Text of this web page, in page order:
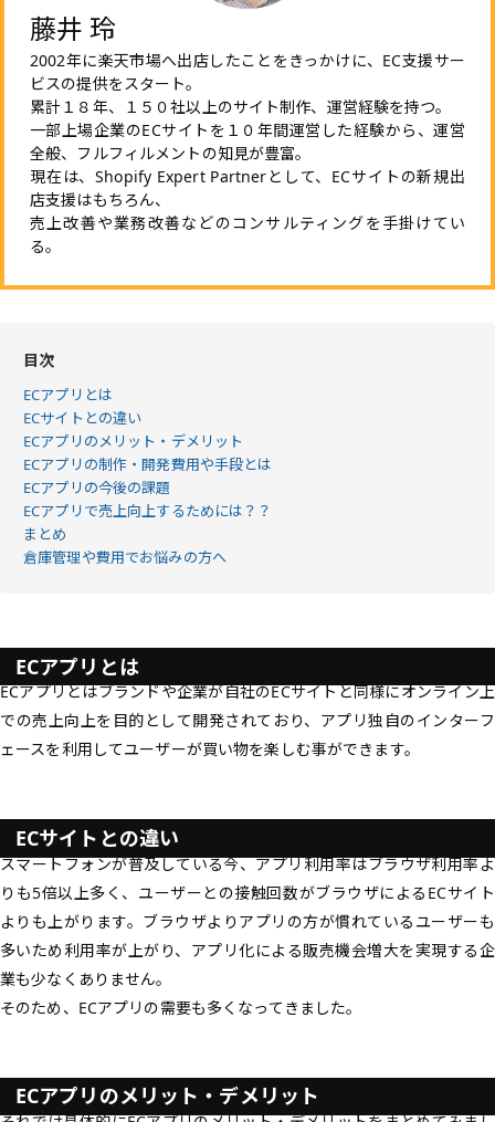
藤井 玲
2002年に楽天市場へ出店したことをきっかけに、EC支援サー
ビスの提供をスタート。
累計１８年、１５０社以上のサイト制作、運営経験を持つ。
一部上場企業のECサイトを１０年間運営した経験から、運営
全般、フルフィルメントの知見が豊富。
現在は、Shopify Expert Partnerとして、ECサイトの新規出
店支援はもちろん、
売上改善や業務改善などのコンサルティングを手掛けてい
る。
目次
ECアプリとは
ECサイトとの違い
ECアプリのメリット・デメリット
ECアプリの制作・開発費用や手段とは
ECアプリの今後の課題
ECアプリで売上向上するためには？？
まとめ
倉庫管理や費用でお悩みの方へ
ECアプリとは
ECアプリとはブランドや企業が自社のECサイトと同様にオンライン上
での売上向上を目的として開発されており、アプリ独自のインターフ
ェースを利用してユーザーが買い物を楽しむ事ができます。
ECサイトとの違い
スマートフォンが普及している今、アプリ利用率はブラウザ利用率よ
りも5倍以上多く、ユーザーとの接触回数がブラウザによるECサイト
よりも上がります。ブラウザよりアプリの方が慣れているユーザーも
多いため利用率が上がり、アプリ化による販売機会増大を実現する企
業も少なくありません。
そのため、ECアプリの需要も多くなってきました。
ECアプリのメリット・デメリット